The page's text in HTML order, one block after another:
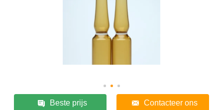
Beste prijs Contacteer ons